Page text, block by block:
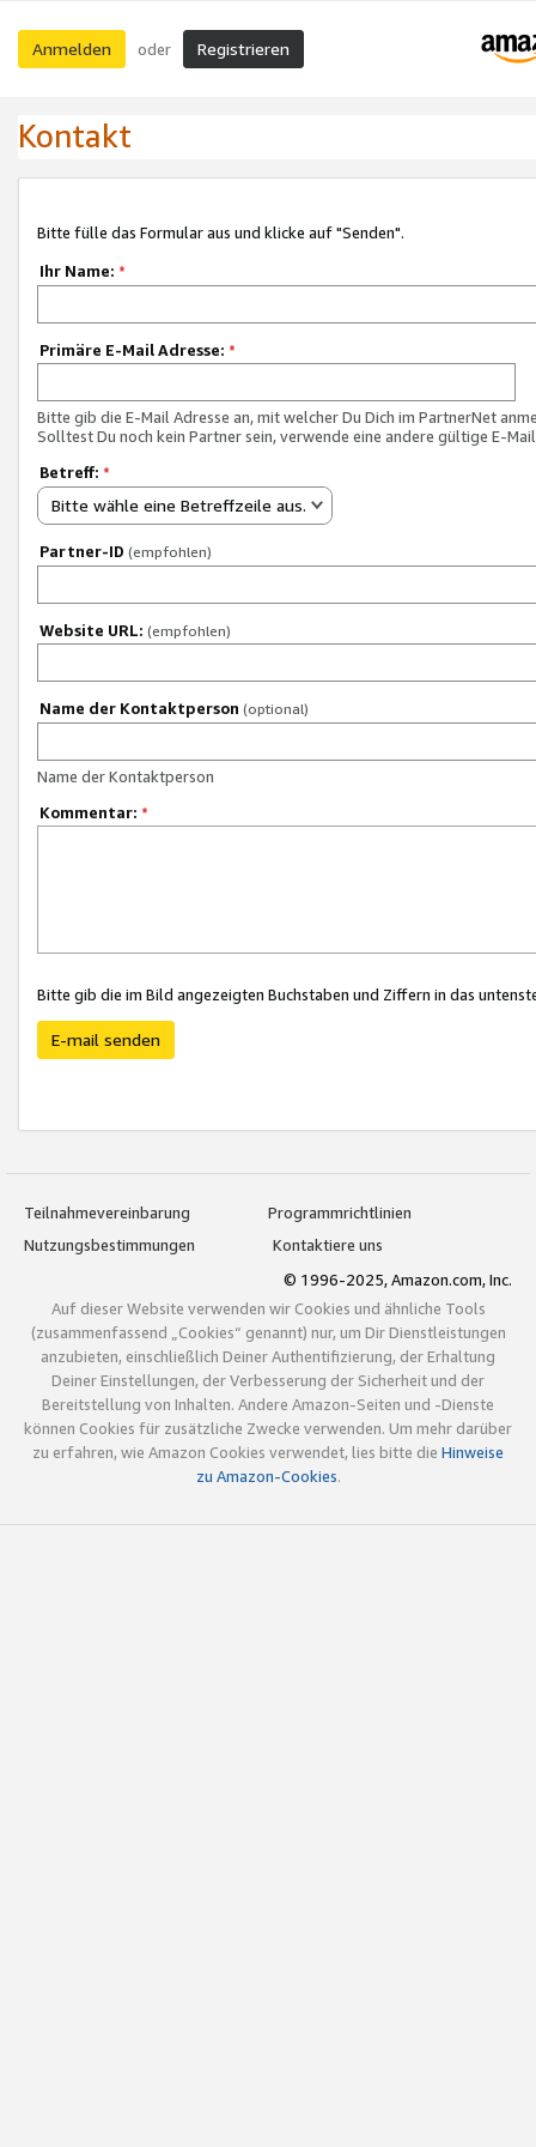
Anmelden oder Registrieren
Kontakt
Bitte fülle das Formular aus und klicke auf "Senden".
Ihr Name: *
Primäre E-Mail Adresse: *
Bitte gib die E-Mail Adresse an, mit welcher Du Dich im PartnerNet
Solltest Du noch kein Partner sein, verwende eine andere gültige E-
Betreff: *
Bitte wähle eine Betreffzeile aus.
Partner-ID (empfohlen)
Website URL: (empfohlen)
Name der Kontaktperson (optional)
Name der Kontaktperson
Kommentar: *
Bitte gib die im Bild angezeigten Buchstaben und Ziffern in das
E-mail senden
Teilnahmevereinbarung
Programmrichtlinien
Nutzungsbestimmungen
Kontaktiere uns
© 1996-2025, Amazon.com, Inc.
Auf dieser Website verwenden wir Cookies und ähnliche Tools
(zusammenfassend „Cookies“ genannt) nur, um Dir Dienstleistungen
anzubieten, einschließlich Deiner Authentifizierung, der Erhaltung
Deiner Einstellungen, der Verbesserung der Sicherheit und der
Bereitstellung von Inhalten. Andere Amazon-Seiten und -Dienste
können Cookies für zusätzliche Zwecke verwenden. Um mehr darüber
zu erfahren, wie Amazon Cookies verwendet, lies bitte die Hinweise
zu Amazon-Cookies.